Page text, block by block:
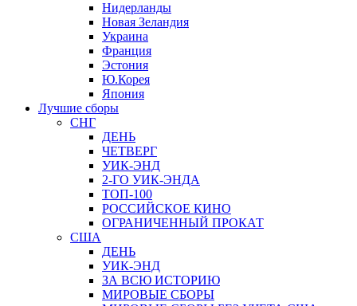
Нидерланды
Новая Зеландия
Украина
Франция
Эстония
Ю.Корея
Япония
Лучшие сборы
СНГ
ДЕНЬ
ЧЕТВЕРГ
УИК-ЭНД
2-ГО УИК-ЭНДА
ТОП-100
РОССИЙСКОЕ КИНО
ОГРАНИЧЕННЫЙ ПРОКАТ
США
ДЕНЬ
УИК-ЭНД
ЗА ВСЮ ИСТОРИЮ
МИРОВЫЕ СБОРЫ